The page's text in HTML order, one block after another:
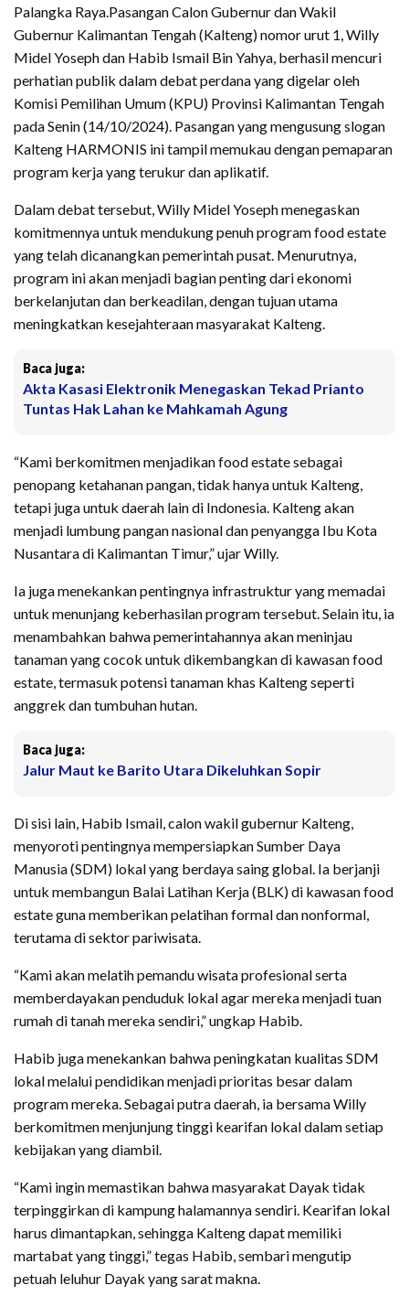
Palangka Raya.Pasangan Calon Gubernur dan Wakil
Gubernur Kalimantan Tengah (Kalteng) nomor urut 1, Willy
Midel Yoseph dan Habib Ismail Bin Yahya, berhasil mencuri
perhatian publik dalam debat perdana yang digelar oleh
Komisi Pemilihan Umum (KPU) Provinsi Kalimantan Tengah
pada Senin (14/10/2024). Pasangan yang mengusung slogan
Kalteng HARMONIS ini tampil memukau dengan pemaparan
program kerja yang terukur dan aplikatif.
Dalam debat tersebut, Willy Midel Yoseph menegaskan
komitmennya untuk mendukung penuh program food estate
yang telah dicanangkan pemerintah pusat. Menurutnya,
program ini akan menjadi bagian penting dari ekonomi
berkelanjutan dan berkeadilan, dengan tujuan utama
meningkatkan kesejahteraan masyarakat Kalteng.
Baca juga:
Akta Kasasi Elektronik Menegaskan Tekad Prianto
Tuntas Hak Lahan ke Mahkamah Agung
“Kami berkomitmen menjadikan food estate sebagai
penopang ketahanan pangan, tidak hanya untuk Kalteng,
tetapi juga untuk daerah lain di Indonesia. Kalteng akan
menjadi lumbung pangan nasional dan penyangga Ibu Kota
Nusantara di Kalimantan Timur,” ujar Willy.
Ia juga menekankan pentingnya infrastruktur yang memadai
untuk menunjang keberhasilan program tersebut. Selain itu, ia
menambahkan bahwa pemerintahannya akan meninjau
tanaman yang cocok untuk dikembangkan di kawasan food
estate, termasuk potensi tanaman khas Kalteng seperti
anggrek dan tumbuhan hutan.
Baca juga:
Jalur Maut ke Barito Utara Dikeluhkan Sopir
Di sisi lain, Habib Ismail, calon wakil gubernur Kalteng,
menyoroti pentingnya mempersiapkan Sumber Daya
Manusia (SDM) lokal yang berdaya saing global. Ia berjanji
untuk membangun Balai Latihan Kerja (BLK) di kawasan food
estate guna memberikan pelatihan formal dan nonformal,
terutama di sektor pariwisata.
“Kami akan melatih pemandu wisata profesional serta
memberdayakan penduduk lokal agar mereka menjadi tuan
rumah di tanah mereka sendiri,” ungkap Habib.
Habib juga menekankan bahwa peningkatan kualitas SDM
lokal melalui pendidikan menjadi prioritas besar dalam
program mereka. Sebagai putra daerah, ia bersama Willy
berkomitmen menjunjung tinggi kearifan lokal dalam setiap
kebijakan yang diambil.
“Kami ingin memastikan bahwa masyarakat Dayak tidak
terpinggirkan di kampung halamannya sendiri. Kearifan lokal
harus dimantapkan, sehingga Kalteng dapat memiliki
martabat yang tinggi,” tegas Habib, sembari mengutip
petuah leluhur Dayak yang sarat makna.